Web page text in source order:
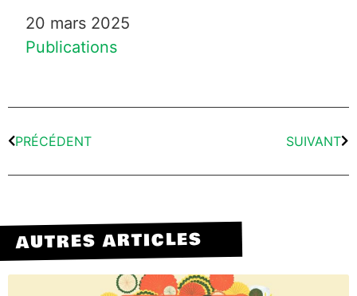
20 mars 2025
Publications
PRÉCÉDENT SUIVANT
AUTRES ARTICLES